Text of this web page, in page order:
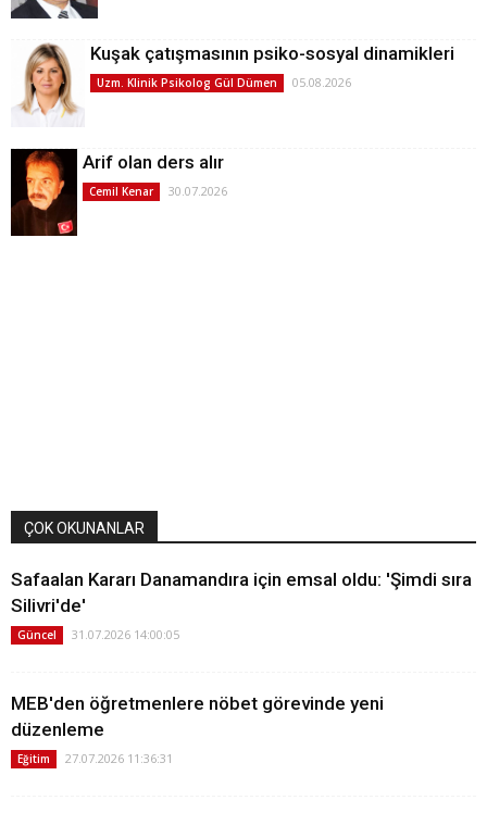
Kuşak çatışmasının psiko-sosyal dinamikleri
Uzm. Klinik Psikolog Gül Dümen 05.08.2026
Arif olan ders alır
Cemil Kenar 30.07.2026
ÇOK OKUNANLAR
Safaalan Kararı Danamandıra için emsal oldu: 'Şimdi sıra
Silivri'de'
Güncel 31.07.2026 14:00:05
MEB'den öğretmenlere nöbet görevinde yeni
düzenleme
Eğitim 27.07.2026 11:36:31